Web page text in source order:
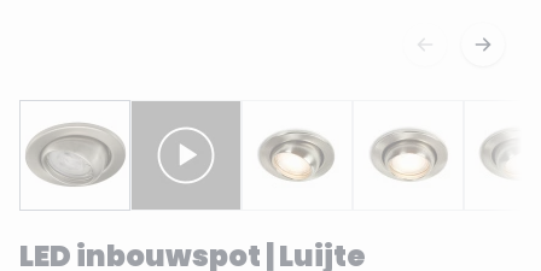
LED inbouwspot | Luijte